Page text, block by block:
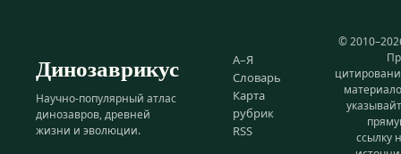
Динозаврикус
Научно-популярный атлас
динозавров, древней
жизни и эволюции.
А–Я
Словарь
Карта
рубрик
RSS
©
ссылку